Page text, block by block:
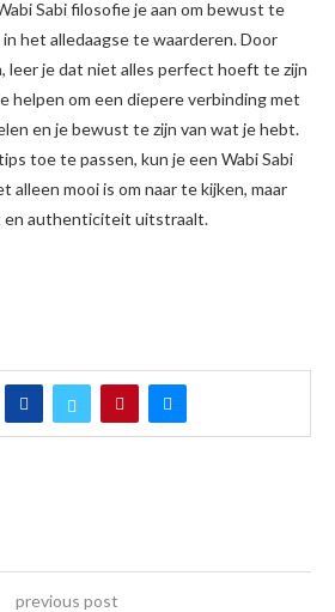
Sabi filosofie je aan om bewust te
het alledaagse te waarderen. Door
leer je dat niet alles perfect hoeft te zijn
helpen om een diepere verbinding met
en je bewust te zijn van wat je hebt.
toe te passen, kun je een Wabi Sabi
alleen mooi is om naar te kijken, maar
en authenticiteit uitstraalt.
previous post